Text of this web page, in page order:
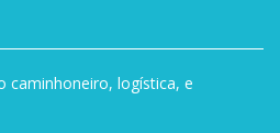
caminhoneiro, logística, e